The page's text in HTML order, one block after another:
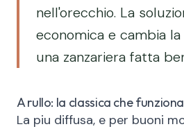
nell'orecchio. La
economica e cambia
una zanzariera fatta
A rullo: la classica che funziona
La piu diffusa, e per buoni